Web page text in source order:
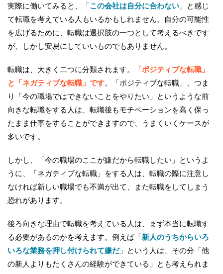
実際に働いてみると、「この会社は自分に合わない 」と感じ
て転職を考えている人もいるかもしれません。自分の可能性
を広げるために、転職は選択肢の一つとして考えるべきです
が、しかし安易にしていいものでもありません。
転職は、大きく二つに分類されます。
「ポジティブな転職」
と「ネガティブな転職」です。「ポジティブな転職」、つま
り「今の職場ではできないことをやりたい」というような前
向きな転職をする人は、転職後もモチベーションを高く保っ
たまま仕事をすることができますので、うまくいくケースが
多いです。
しかし、「今の職場のここが嫌だから転職したい」というよ
うに、「ネガティブな転職」をする人は、転職の際に注意し
なければ新しい職場でも不満が出て、また転職をしてしまう
恐れがあります。
後ろ向きな理由で転職を考えている人は、まず本当に転職す
る必要があるのかを考えます。例えば「新人のうちからいろ
いろな業務を押し付けられて嫌だ」という人は、その分「他
の新人よりもたくさんの経験ができている」とも考えられま